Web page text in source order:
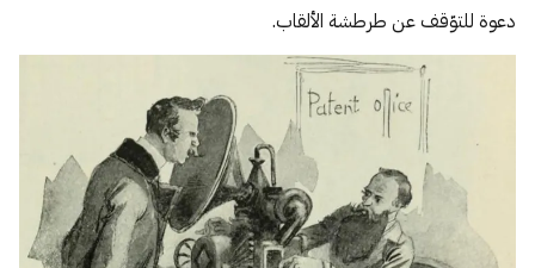
دعوة للتوّقف عن طرطشة الألقاب.